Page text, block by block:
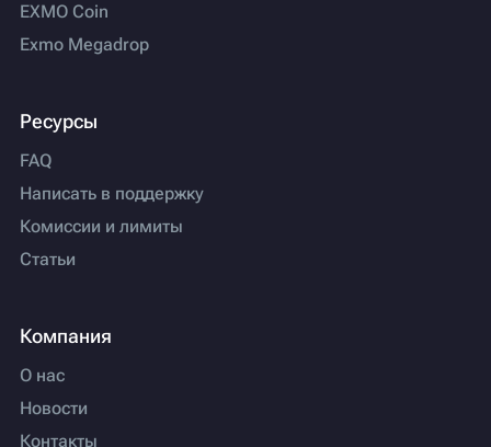
EXMO Coin
Exmo Megadrop
Ресурсы
FAQ
Написать в поддержку
Комиссии и лимиты
Статьи
Компания
О нас
Новости
Контакты